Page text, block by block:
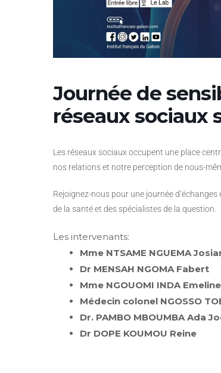
Journée de
réseaux sociaux
Les réseaux sociaux occupent une place
nos relations et notre perception de nous-
Rejoignez-nous pour une journée
de la santé et des spécialistes de la question.
Les intervenants:
Mme NTSAME NGUEMA
Dr MENSAH NGOMA Fabert
Mme NGOUOMI INDA Emeline
Médecin colonel NGOSSO
Dr. PAMBO MBOUMBA Ada
Dr DOPE KOUMOU Reine